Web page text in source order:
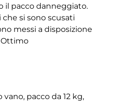
il pacco danneggiato.
si sono scusati
messi a disposizione
Ottimo
pacco da 12 kg,